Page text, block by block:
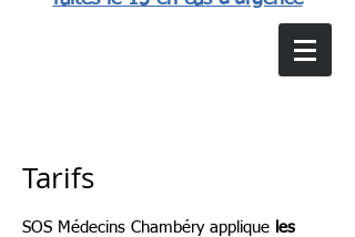
Tarifs
SOS Médecins Chambéry applique les